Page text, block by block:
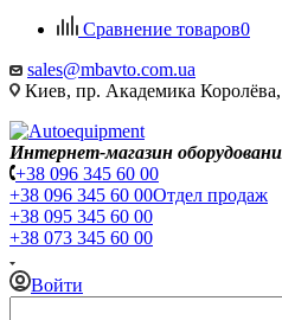
Сравнение товаров0
sales@mbavto.com.ua
Киев, пр. Академика Королёва,
Интернет-магазин
+38 096 345 60 00
+38 096 345 60 00Отдел продаж
+38 095 345 60 00
+38 073 345 60 00
Войти